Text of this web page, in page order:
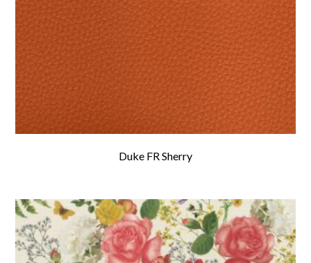
Duke FR Sherry